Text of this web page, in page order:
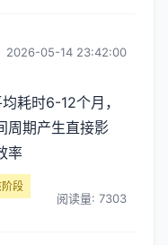
2026-05-14 23:42:00
耗时6-12个月，
周期产生直接影
率
段
阅读量: 7303